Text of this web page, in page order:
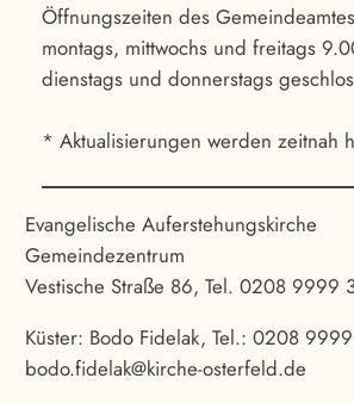
Öffnungszeiten des
montags, mittwochs und freitags
dienstags und donnerstags
* Aktualisierungen werden zeitnah
Evangelische Auferstehungskirche
Gemeindezentrum
Vestische Straße 86, Tel. 0208 9999
Küster: Bodo Fidelak, Tel.: 0208
bodo.fidelak@kirche-osterfeld.de